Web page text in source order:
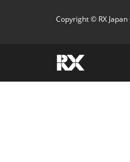
Copyright © RX Japan